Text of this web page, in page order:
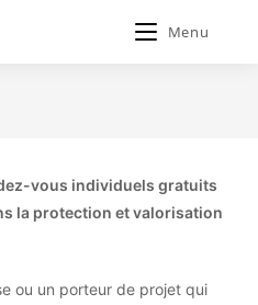
Menu
vous individuels gratuits
la protection et valorisation
ou un porteur de projet qui